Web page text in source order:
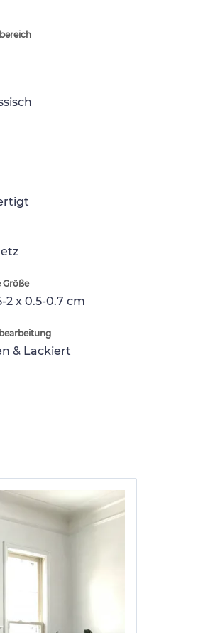
Größe
2 x 0.5-0.7 cm
& Lackiert